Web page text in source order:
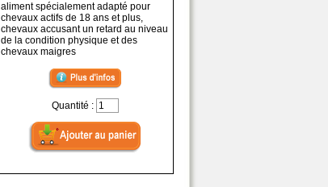
aliment spécialement adapté pour
chevaux actifs de 18 ans et plus,
chevaux accusant un retard au niveau
de la condition physique et des
chevaux maigres
Quantité :